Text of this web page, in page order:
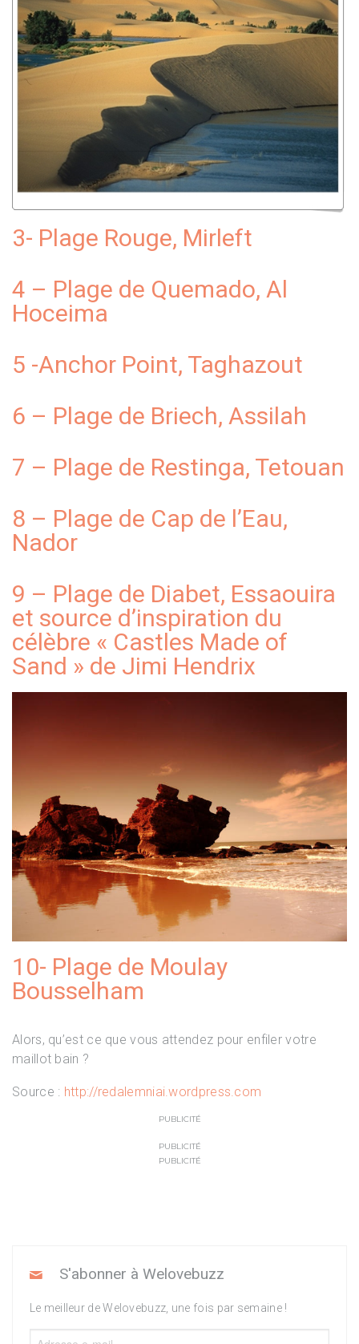
3- Plage Rouge, Mirleft
4 – Plage de Quemado, Al
Hoceima
5 -Anchor Point, Taghazout
6 – Plage de Briech, Assilah
7 – Plage de Restinga, Tetouan
8 – Plage de Cap de l’Eau,
Nador
9 – Plage de Diabet, Essaouira
et source d’inspiration du
célèbre « Castles Made of
Sand » de Jimi Hendrix
10- Plage de Moulay
Bousselham
Alors, qu’est ce que vous attendez pour enfiler votre
maillot bain ?
Source : http://redalemniai.wordpress.com
PUBLICITÉ
PUBLICITÉ
PUBLICITÉ
S'abonner à Welovebuzz
Le meilleur de Welovebuzz, une fois par semaine !